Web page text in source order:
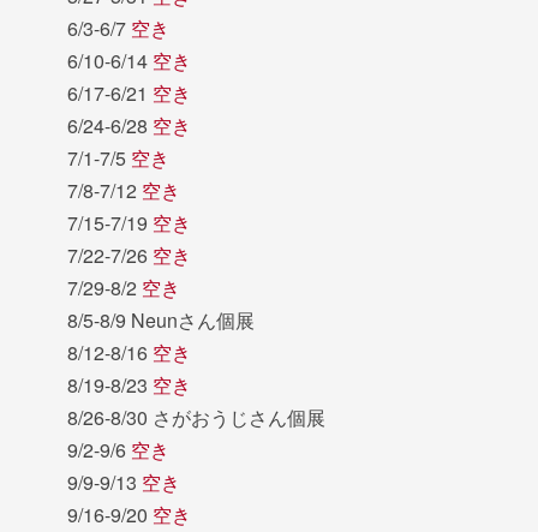
6/3-6/7 空き
6/10-6/14 空き
6/17-6/21 空き
6/24-6/28 空き
7/1-7/5 空き
7/8-7/12 空き
7/15-7/19 空き
7/22-7/26 空き
7/29-8/2 空き
8/5-8/9 Neunさん個展
8/12-8/16 空き
8/19-8/23 空き
8/26-8/30 さがおうじさん個展
9/2-9/6 空き
9/9-9/13 空き
9/16-9/20 空き